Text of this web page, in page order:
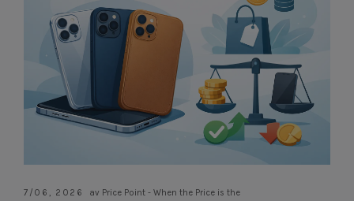
7/06, 2026 av Price Point - When the Price is the